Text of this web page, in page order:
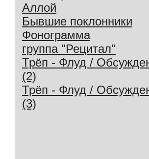
Аллой
Бывшие поклонники
Фонограмма
группа "Рецитал"
Трёп - Флуд /
(2)
Трёп - Флуд /
(3)